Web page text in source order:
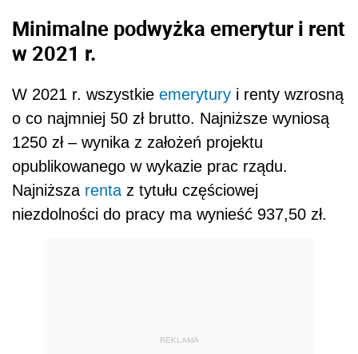
Minimalne podwyżka emerytur i rent
w 2021 r.
W 2021 r. wszystkie emerytury i renty wzrosną
o co najmniej 50 zł brutto. Najniższe wyniosą
1250 zł – wynika z założeń projektu
opublikowanego w wykazie prac rządu.
Najniższa renta z tytułu częściowej
niezdolności do pracy ma wynieść 937,50 zł.
REKLAMA